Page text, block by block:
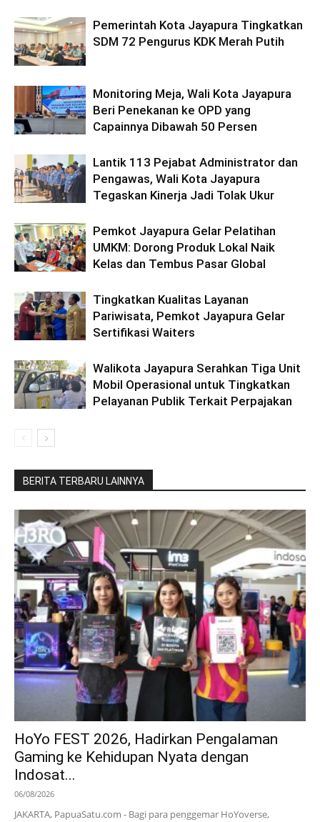
Pemerintah Kota Jayapura Tingkatkan
SDM 72 Pengurus KDK Merah Putih
Monitoring Meja, Wali Kota Jayapura
Beri Penekanan ke OPD yang
Capainnya Dibawah 50 Persen
Lantik 113 Pejabat Administrator dan
Pengawas, Wali Kota Jayapura
Tegaskan Kinerja Jadi Tolak Ukur
Pemkot Jayapura Gelar Pelatihan
UMKM: Dorong Produk Lokal Naik
Kelas dan Tembus Pasar Global
Tingkatkan Kualitas Layanan
Pariwisata, Pemkot Jayapura Gelar
Sertifikasi Waiters
Walikota Jayapura Serahkan Tiga Unit
Mobil Operasional untuk Tingkatkan
Pelayanan Publik Terkait Perpajakan
BERITA TERBARU LAINNYA
HoYo FEST 2026, Hadirkan Pengalaman
Gaming ke Kehidupan Nyata dengan
Indosat...
06/08/2026
JAKARTA, PapuaSatu.com - Bagi para penggemar HoYoverse,